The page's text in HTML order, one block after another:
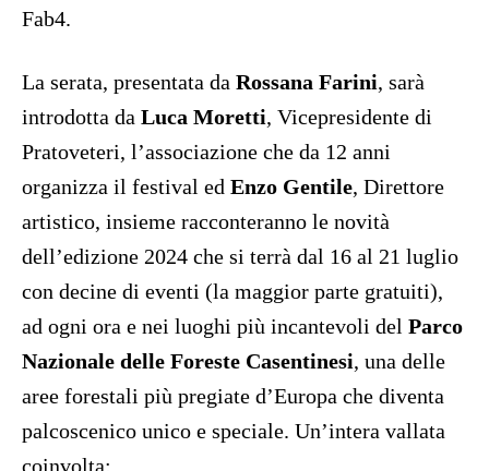
Fab4.
La serata, presentata da Rossana Farini, sarà
introdotta da Luca Moretti, Vicepresidente di
Pratoveteri, l’associazione che da 12 anni
organizza il festival ed Enzo Gentile, Direttore
artistico, insieme racconteranno le novità
dell’edizione 2024 che si terrà dal 16 al 21 luglio
con decine di eventi (la maggior parte gratuiti),
ad ogni ora e nei luoghi più incantevoli del Parco
Nazionale delle Foreste Casentinesi, una delle
aree forestali più pregiate d’Europa che diventa
palcoscenico unico e speciale. Un’intera vallata
coinvolta: